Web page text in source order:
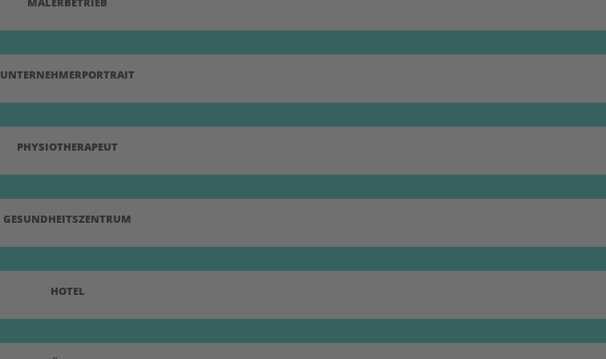
UNTERNEHMERPORTRAIT
PHYSIOTHERAPEUT
GESUNDHEITSZENTRUM
HOTEL